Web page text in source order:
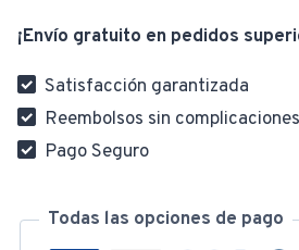
¡Envío gratuito en pedidos
Satisfacción garantizada
Reembolsos sin complicaciones
Pago Seguro
Todas las opciones de pago